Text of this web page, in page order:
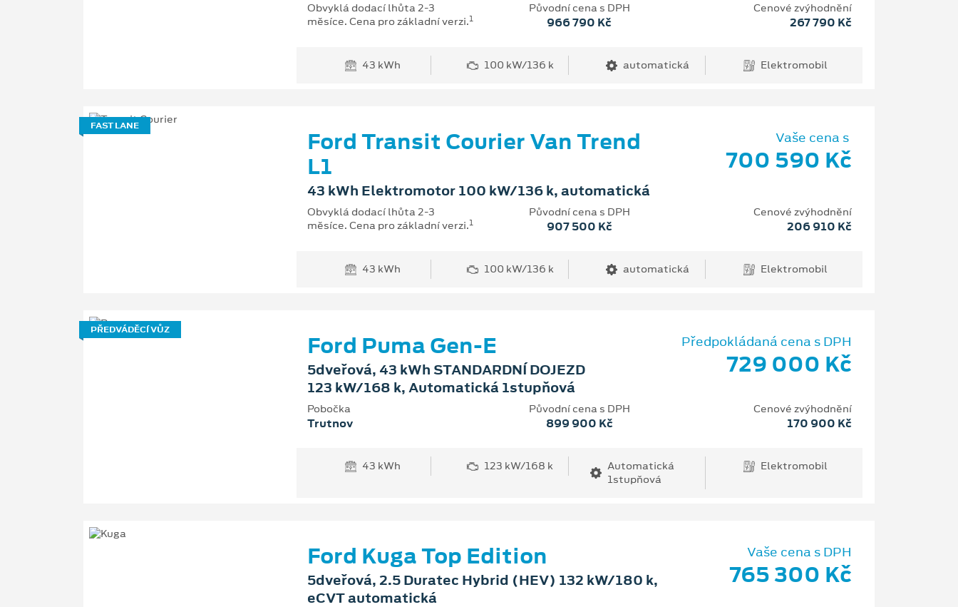
Obvyklá dodací lhůta 2-3
měsíce. Cena pro základní verzi.1
Původní cena s DPH
966 790 Kč
Cenové zvýhodnění
267 790 Kč
43 kWh 100 kW/136 k automatická Elektromobil
FAST LANE
Ford Transit Courier Van Trend
L1
43 kWh Elektromotor 100 kW/136 k, automatická
Vaše cena s
700 590 Kč
Obvyklá dodací lhůta 2-3
měsíce. Cena pro základní verzi.1
Původní cena s DPH
907 500 Kč
Cenové zvýhodnění
206 910 Kč
43 kWh 100 kW/136 k automatická Elektromobil
PŘEDVÁDĚCÍ VŮZ
Ford Puma Gen-E
5dveřová, 43 kWh STANDARDNÍ DOJEZD
123 kW/168 k, Automatická 1stupňová
Předpokládaná cena s DPH
729 000 Kč
Pobočka
Trutnov
Původní cena s DPH
899 900 Kč
Cenové zvýhodnění
170 900 Kč
43 kWh 123 kW/168 k
Automatická
1stupňová
Elektromobil
Ford Kuga Top Edition
5dveřová, 2.5 Duratec Hybrid (HEV) 132 kW/180 k,
eCVT automatická
Vaše cena s DPH
765 300 Kč